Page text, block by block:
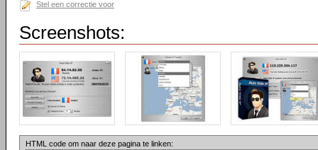
Stel een correctie voor
Screenshots:
HTML code om naar deze pagina te linken: